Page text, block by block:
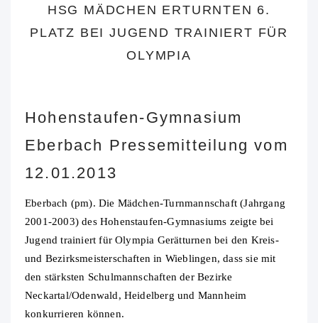
HSG MÄDCHEN ERTURNTEN 6.
PLATZ BEI JUGEND TRAINIERT FÜR
OLYMPIA
Hohenstaufen-Gymnasium
Eberbach Pressemitteilung vom
12.01.2013
Eberbach (pm). Die Mädchen-Turnmannschaft (Jahrgang
2001-2003) des Hohenstaufen-Gymnasiums zeigte bei
Jugend trainiert für Olympia Gerätturnen bei den Kreis-
und Bezirksmeisterschaften in Wieblingen, dass sie mit
den stärksten Schulmannschaften der Bezirke
Neckartal/Odenwald, Heidelberg und Mannheim
konkurrieren können.